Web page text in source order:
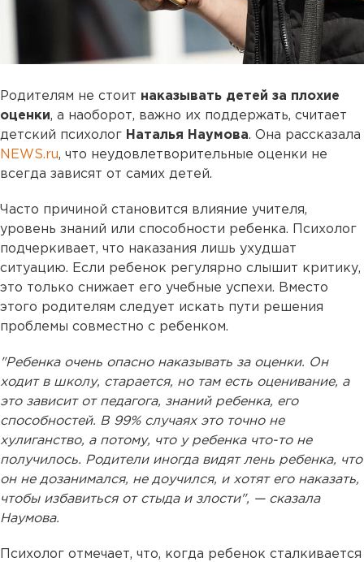
Родителям не стоит наказывать детей за плохие
оценки, а наоборот, важно их поддержать, считает
детский психолог Наталья Наумова. Она рассказала
NEWS.ru, что неудовлетворительные оценки не
всегда зависят от самих детей.
Часто причиной становится влияние учителя,
уровень знаний или способности ребенка. Психолог
подчеркивает, что наказания лишь ухудшат
ситуацию. Если ребенок регулярно слышит критику,
это только снижает его учебные успехи. Вместо
этого родителям следует искать пути решения
проблемы совместно с ребенком.
"Ребенка очень опасно наказывать за оценки. Он
ходит в школу, старается, но там есть оценивание, а
это зависит от педагога, знаний ребенка, его
способностей. В 99% случаях это точно не
хулиганство, а потому, что у ребенка что-то не
получилось. Родители иногда видят лень ребенка, что
он не дозанимался, не доучился, и хотят его наказать,
чтобы избавиться от стыда и злости", — сказала
Наумова.
Психолог отмечает, что, когда ребенок сталкивается